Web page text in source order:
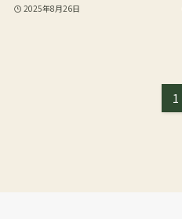
2025年8月26日
1